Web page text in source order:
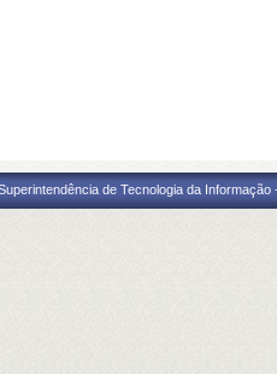
de Tecnologia da